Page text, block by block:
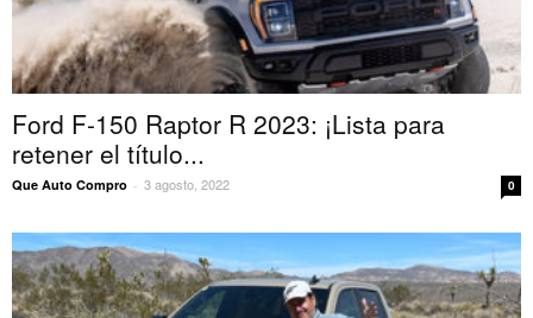
Ford F-150 Raptor R 2023: ¡Lista para
retener el título...
Que Auto Compro - 3 agosto, 2022 0